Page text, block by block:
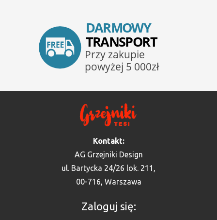
Kontakt:
AG Grzejniki Design
ul. Bartycka 24/26 lok. 211,
00-716, Warszawa
Zaloguj się: